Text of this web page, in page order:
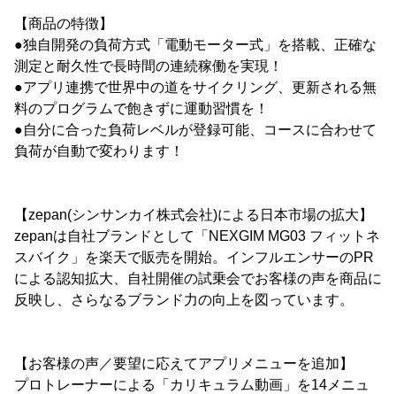
【商品の特徴】
●独自開発の負荷方式「電動モーター式」を搭載、正確な
測定と耐久性で長時間の連続稼働を実現！
●アプリ連携で世界中の道をサイクリング、更新される無
料のプログラムで飽きずに運動習慣を！
●自分に合った負荷レベルが登録可能、コースに合わせて
負荷が自動で変わります！
【zepan(シンサンカイ株式会社)による日本市場の拡大】
zepanは自社ブランドとして「NEXGIM MG03 フィットネ
スバイク」を楽天で販売を開始。インフルエンサーのPR
による認知拡大、自社開催の試乗会でお客様の声を商品に
反映し、さらなるブランド力の向上を図っています。
【お客様の声／要望に応えてアプリメニューを追加】
プロトレーナーによる「カリキュラム動画」を14メニュ